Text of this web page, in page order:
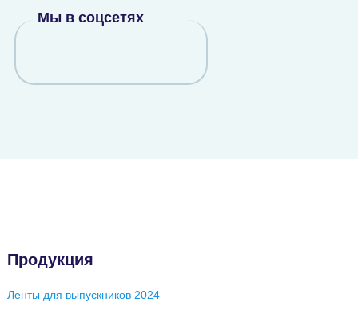
Мы в соцсетях
Продукция
Ленты для выпускников 2024